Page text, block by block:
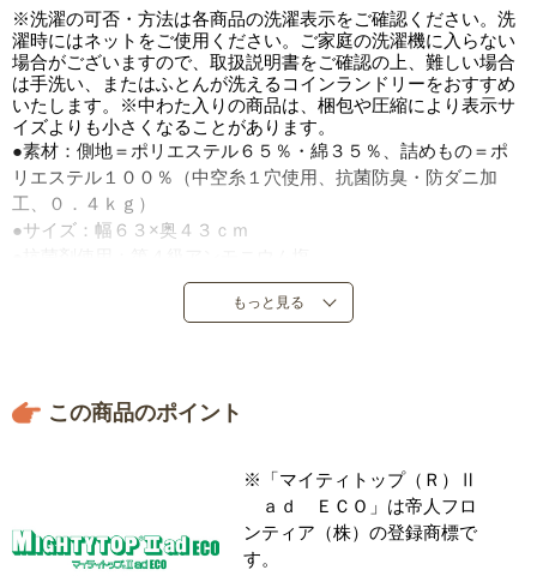
※洗濯の可否・方法は各商品の洗濯表示をご確認ください。洗
濯時にはネットをご使用ください。ご家庭の洗濯機に入らない
場合がございますので、取扱説明書をご確認の上、難しい場合
は手洗い、またはふとんが洗えるコインランドリーをおすすめ
いたします。※中わた入りの商品は、梱包や圧縮により表示サ
イズよりも小さくなることがあります。
●素材：側地＝ポリエステル６５％・綿３５％、詰めもの＝ポ
リエステル１００％（中空糸１穴使用、抗菌防臭・防ダニ加
工、０．４ｋｇ）
●サイズ：幅６３×奥４３ｃｍ
●日本製（側地＝中国製）
もっと見る
この商品のポイント
※「マイティトップ（Ｒ）Ⅱ
ａｄ ＥＣＯ」は帝人フロ
ンティア（株）の登録商標で
す。